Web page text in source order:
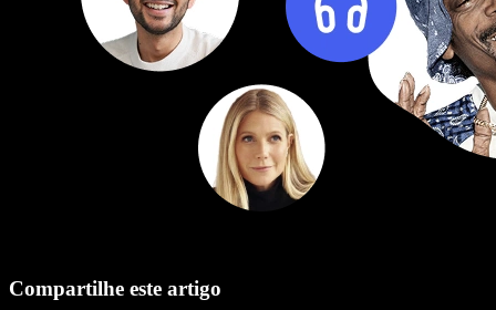
Compartilhe este artigo